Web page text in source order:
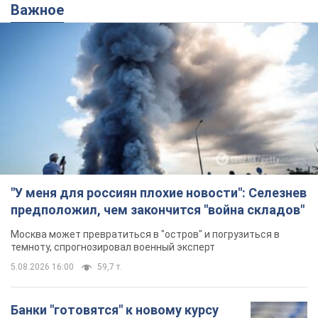
Важное
"У меня для россиян плохие новости": Селезнев
предположил, чем закончится "война складов"
Москва может превратиться в "остров" и погрузиться в
темноту, спрогнозировал военный эксперт
5.08.2026 16:00 59,7 т.
Банки "готовятся" к новому курсу